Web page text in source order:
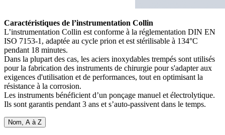
Caractéristiques de l’instrumentation Collin
L’instrumentation Collin est conforme à la réglementation DIN EN
ISO 7153-1, adaptée au cycle prion et est stérilisable à 134°C
pendant 18 minutes.
Dans la plupart des cas, les aciers inoxydables trempés sont utilisés
pour la fabrication des instruments de chirurgie pour s'adapter aux
exigences d'utilisation et de performances, tout en optimisant la
résistance à la corrosion.
Les instruments bénéficient d’un ponçage manuel et électrolytique.
Ils sont garantis pendant 3 ans et s’auto-passivent dans le temps.
Nom, A à Z